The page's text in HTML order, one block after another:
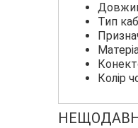
Тип
Колір